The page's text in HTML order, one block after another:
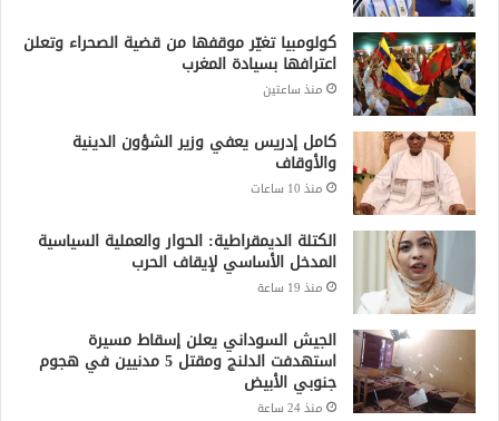
كولومبيا تغيّر موقفها من قضية الصحراء وتعلن
اعترافها بسيادة المغرب
منذ ساعتين
كامل إدريس يعفي وزير الشؤون الدينية
والأوقاف
منذ 10 ساعات
الكتلة الديمقراطية: الحوار والعملية السياسية
المدخل الأساسي لإيقاف الحرب
منذ 19 ساعة
الجيش السوداني يعلن إسقاط مسيرة
استهدفت الدلنج ومقتل 5 مدنيين في هجوم
جنوبي الأبيض
منذ 24 ساعة